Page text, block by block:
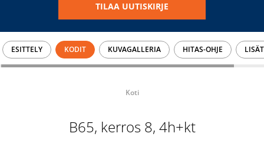
TILAA UUTISKIRJE
ESITTELY KODIT KUVAGALLERIA HITAS-OHJE
Koti
B65, kerros 8, 4h+kt